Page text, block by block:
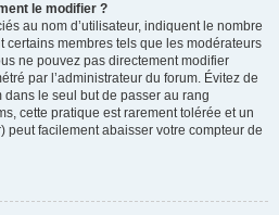
le modifier ?
au nom d’utilisateur, indiquent le nombre
certains membres tels que les modérateurs
ne pouvez pas directement modifier
par l’administrateur du forum. Évitez de
le seul but de passer au rang
cette pratique est rarement tolérée et un
peut facilement abaisser votre compteur de